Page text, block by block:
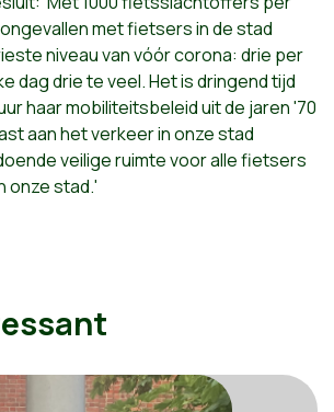
met fietsers in de stad
niveau van vóór corona: drie per
dag drie te veel. Het is dringend tijd
haar mobiliteitsbeleid uit de jaren '70
aan het verkeer in onze stad
veilige ruimte voor alle fietsers
onze stad.'